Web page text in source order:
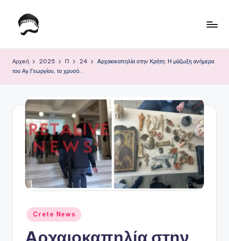
Μετάβαση
ο
Κ
Αρχική 2025 Π 24
Aρχαιοκαπηλία στην Κρήτη: Η μάζωξη ανήμερα
του Αγ.Γεωργίου, το χρυσό…
Αναρτήθηκε
σε
Crete News